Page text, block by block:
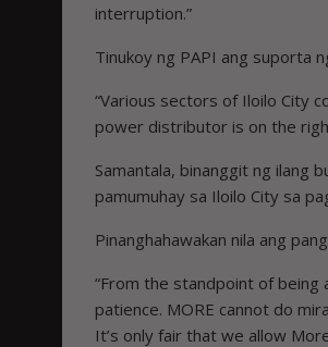
interruption.”
Tinukoy ng PAPI ang suporta
“Various sectors of Iloilo City
power distributor is on the
Samantala, binanggit ng ilang
pamumuhay sa Iloilo City sa
Pinanghahawakan nila ang
“From the standpoint of being
patience. MORE cannot do
It’s only fair that we allow